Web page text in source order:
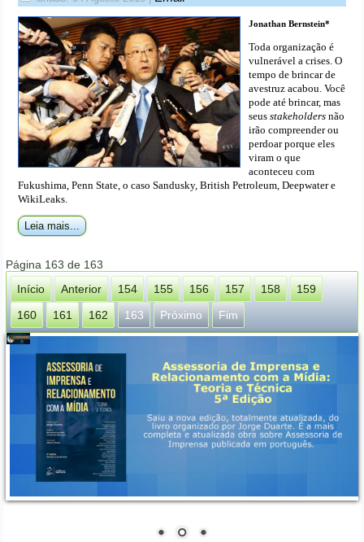
Jonathan Bernstein*
Toda organização é
vulnerável a crises. O
tempo de brincar de
avestruz acabou. Você
pode até brincar, mas
seusstakeholders não
irão compreender ou
perdoar porque eles
viram o que
aconteceu com
Fukushima, Penn State, o caso Sandusky, British Petroleum, Deepwater e
WikiLeaks.
Leia mais...
Página 163 de 163
Início
Anterior 154 155 156 157 158
159
160
161 162 163 Próximo Fim